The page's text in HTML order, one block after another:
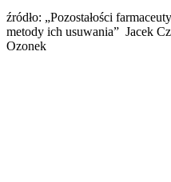
źródło: „Pozostałości
metody ich usuwania” Jacek
Ozonek